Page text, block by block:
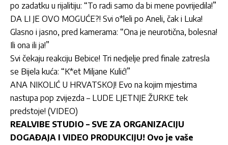
po zadatku u rijalitiju: “To radi samo da bi mene povrijedila!”
DA LI JE OVO MOGUĆE?! Svi o*leli po Aneli, čak i Luka!
Glasno i jasno, pred kamerama: “Ona je neurotična, bolesna!
Ili ona ili ja!”
Svi čekaju reakciju Bebice! Tri nedjelje pred finale zatresla
se Bijela kuća: “K*et Miljane Kulić!”
ANA NIKOLIĆ U HRVATSKOJ! Evo na kojim mjestima
nastupa pop zvijezda – LUDE LJETNJE ŽURKE tek
predstoje! (VIDEO)
REALVIBE STUDIO – SVE ZA ORGANIZACIJU
DOGAĐAJA I VIDEO PRODUKCIJU! Ovo je vaše